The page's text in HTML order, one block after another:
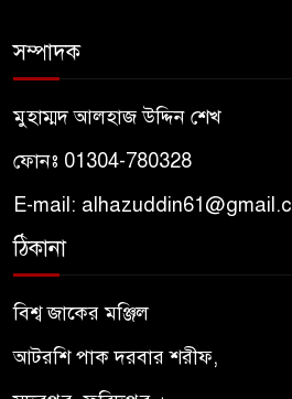
হওয়া
সম্পাদক
মুহাম্মদ আলহাজ উদ্দিন শেখ
ফোনঃ 01304-780328
E-mail:
ঠিকানা
বিশ্ব জাকের মঞ্জিল
আটরশি পাক দরবার শরীফ,